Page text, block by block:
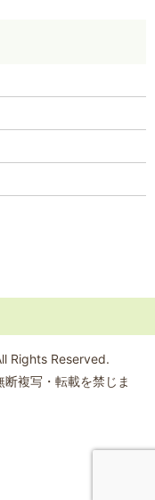
Rights Reserved.
断複写・転載を禁じま